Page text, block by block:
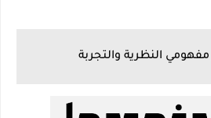
النظرية والتجربة